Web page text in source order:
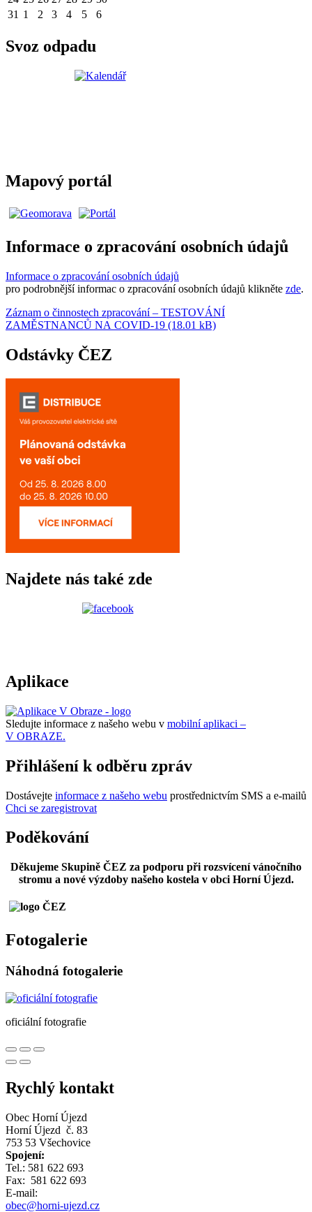
31 1 2 3 4 5 6
Svoz odpadu
Mapový portál
Informace o zpracování osobních údajů
Informace o zpracování osobních údajů
pro podrobnější informac o zpracování osobních údajů klikněte zde.
Záznam o činnostech zpracování – TESTOVÁNÍ
ZAMĚSTNANCŮ NA COVID-19 (18.01 kB)
Odstávky ČEZ
Najdete nás také zde
Aplikace
Sledujte informace z našeho webu v mobilní aplikaci –
V OBRAZE.
Přihlášení k odběru zpráv
Dostávejte informace z našeho webu prostřednictvím SMS a e-mailů
Chci se zaregistrovat
Poděkování
Děkujeme Skupině ČEZ za podporu při rozsvícení vánočního
stromu a nové výzdoby našeho kostela v obci Horní Újezd.
Fotogalerie
Náhodná fotogalerie
oficiální fotografie
Rychlý kontakt
Obec Horní Újezd
Horní Újezd č. 83
753 53 Všechovice
Spojení:
Tel.: 581 622 693
Fax: 581 622 693
E-mail:
obec@horni-ujezd.cz